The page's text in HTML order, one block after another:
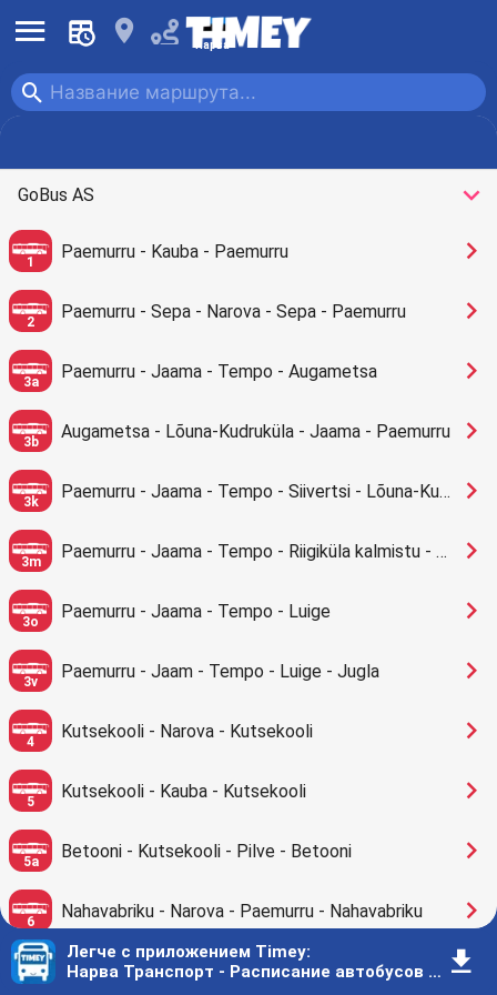
󰍜 󰍎 Нарва
󰍉
GoBus AS 󰅀
1
Paemurru - Kauba - Paemurru 󰅂
2
Paemurru - Sepa - Narova - Sepa - Paemurru 󰅂
3a
Paemurru - Jaama - Tempo - Augametsa 󰅂
3b
Augametsa - Lõuna-Kudruküla - Jaama - Paemurru 󰅂
3k
Paemurru - Jaama - Tempo - Siivertsi - Lõuna-Kudruküla 󰅂
3m
Paemurru - Jaama - Tempo - Riigiküla kalmistu - Taevasina 󰅂
3o
Paemurru - Jaama - Tempo - Luige 󰅂
3v
Paemurru - Jaam - Tempo - Luige - Jugla 󰅂
4
Kutsekooli - Narova - Kutsekooli 󰅂
5
Kutsekooli - Kauba - Kutsekooli 󰅂
5a
Betooni - Kutsekooli - Pilve - Betooni 󰅂
6
Nahavabriku - Narova - Paemurru - Nahavabriku 󰅂
8
Sendi - Narova - Sepa - Energia- Sendi 󰅂
Легче с приложением Timey:
Нарва Транспорт - Расписание автобусов - Нарва 󰇚